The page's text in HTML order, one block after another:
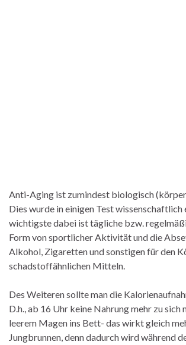
Anti-Aging ist zumindest biologisch
Dies wurde in einigen Test wissenschaftlich
wichtigste dabei ist tägliche bzw.
Form von sportlicher Aktivität und die
Alkohol, Zigaretten und sonstigen für den
schadstoffähnlichen Mitteln.
Des Weiteren sollte man die
D.h., ab 16 Uhr keine Nahrung mehr zu sich
leerem Magen ins Bett- das wirkt gleich
Jungbrunnen, denn dadurch wird während